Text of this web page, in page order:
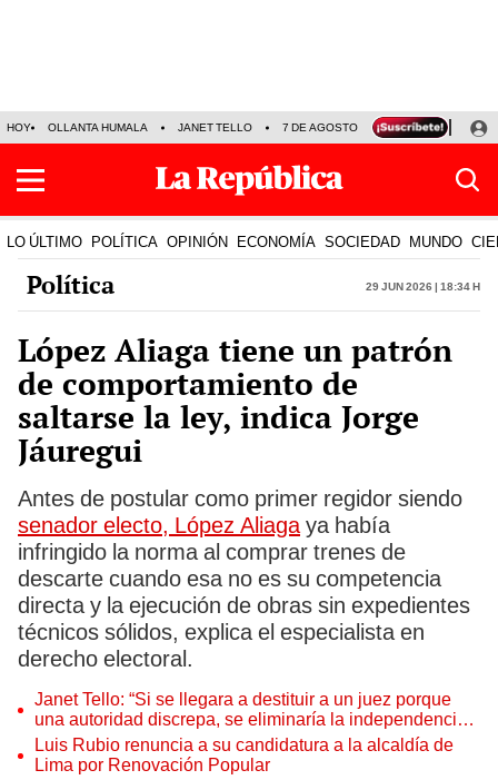
HOY OLLANTA HUMALA JANET TELLO 7 DE AGOSTO TINKA RESULTADOS
LO ÚLTIMO POLÍTICA OPINIÓN ECONOMÍA SOCIEDAD MUNDO
Política 29 Jun 2026 | 18:34 h
López Aliaga tiene un patrón
de comportamiento de
saltarse la ley, indica Jorge
Jáuregui
Antes de postular como primer regidor siendo
senador electo, López Aliagaya había
infringido la norma al comprar trenes de
descarte cuando esa no es su competencia
directa y la ejecución de obras sin expedientes
técnicos sólidos, explica el especialista en
derecho electoral.
Janet Tello: “Si se llegara a destituir a un juez porque
una autoridad discrepa, se eliminaría la independencia
judicial”
Luis Rubio renuncia a su candidatura a la alcaldía de
Lima por Renovación Popular